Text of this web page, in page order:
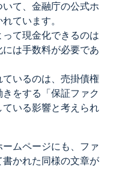
て、金融庁の公式ホ
ています。
て現金化できるのは
は手数料が必要であ
いるのは、売掛債権
をする「保証ファク
いる影響と考えられ
ムページにも、ファ
かれた同様の文章が